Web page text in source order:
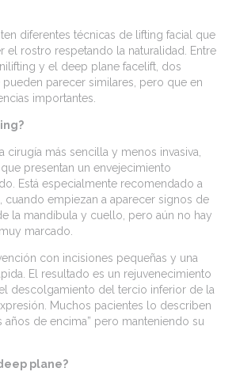
diferentes técnicas de lifting facial que
el rostro respetando la naturalidad. Entre
y el deep plane facelift , dos
parecer similares, pero que en
importantes.
?
cirugía más sencilla y menos invasiva,
presentan un envejecimiento
Está especialmente recomendado a
cuando empiezan a aparecer signos de
la mandíbula y cuello, pero aún no hay
muy marcado.
con incisiones pequeñas y una
El resultado es un rejuvenecimiento
descolgamiento del tercio inferior de la
Muchos pacientes lo describen
años de encima” pero manteniendo su
plane?